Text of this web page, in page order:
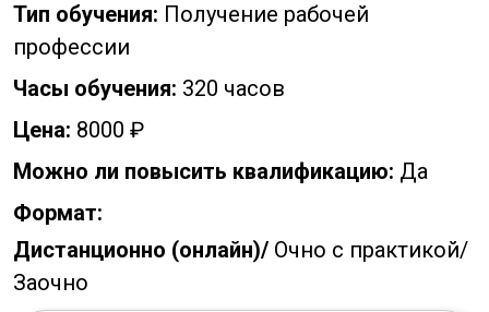
Тип обучения: Получение рабочей
профессии
Часы обучения: 320 часов
Цена: 8000 ₽
Можно ли повысить квалификацию: Да
Формат:
Дистанционно (онлайн)/ Очно с практикой/
Заочно